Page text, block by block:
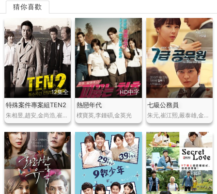
猜你喜歡
12集全
特殊案件專案組TEN2
朱相昱,趙安,金尚浩,崔宇植
HD中字
熱戀年代
樸寶英,李鍾碩,金英光
七級公務員
朱元,崔江熙,嚴泰雄,金敏瑞,黃燦盛,金敏瑞,張英南,孫鎮英